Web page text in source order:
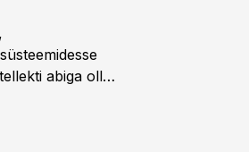
abiga olla